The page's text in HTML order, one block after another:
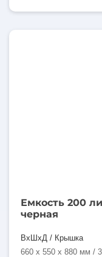
Емкость 200
черная
ВхШхД / Крышка
660 x 550 x 880 мм /